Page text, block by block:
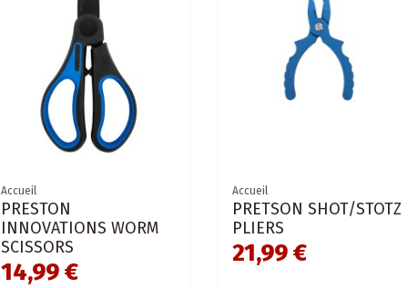
Accueil
PRESTON
INNOVATIONS WORM
SCISSORS
14,99 €
Accueil
PRETSON SHOT/STOTZ
PLIERS
21,99 €